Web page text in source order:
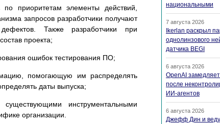
приоритетам элементы действий,
запросов разработчики получают
Также разработчики при
проекта;
ошибок тестирования ПО;
помогающую им распределять
даты выпуска;
инструментальными
организации.
национальными
7 августа 2026
Ikerlan раскрыл
однолинзового
датчика BEGI
6 августа 2026
OpenAI
после
ИИ-агентов
6 августа 2026
Джефф Дин и